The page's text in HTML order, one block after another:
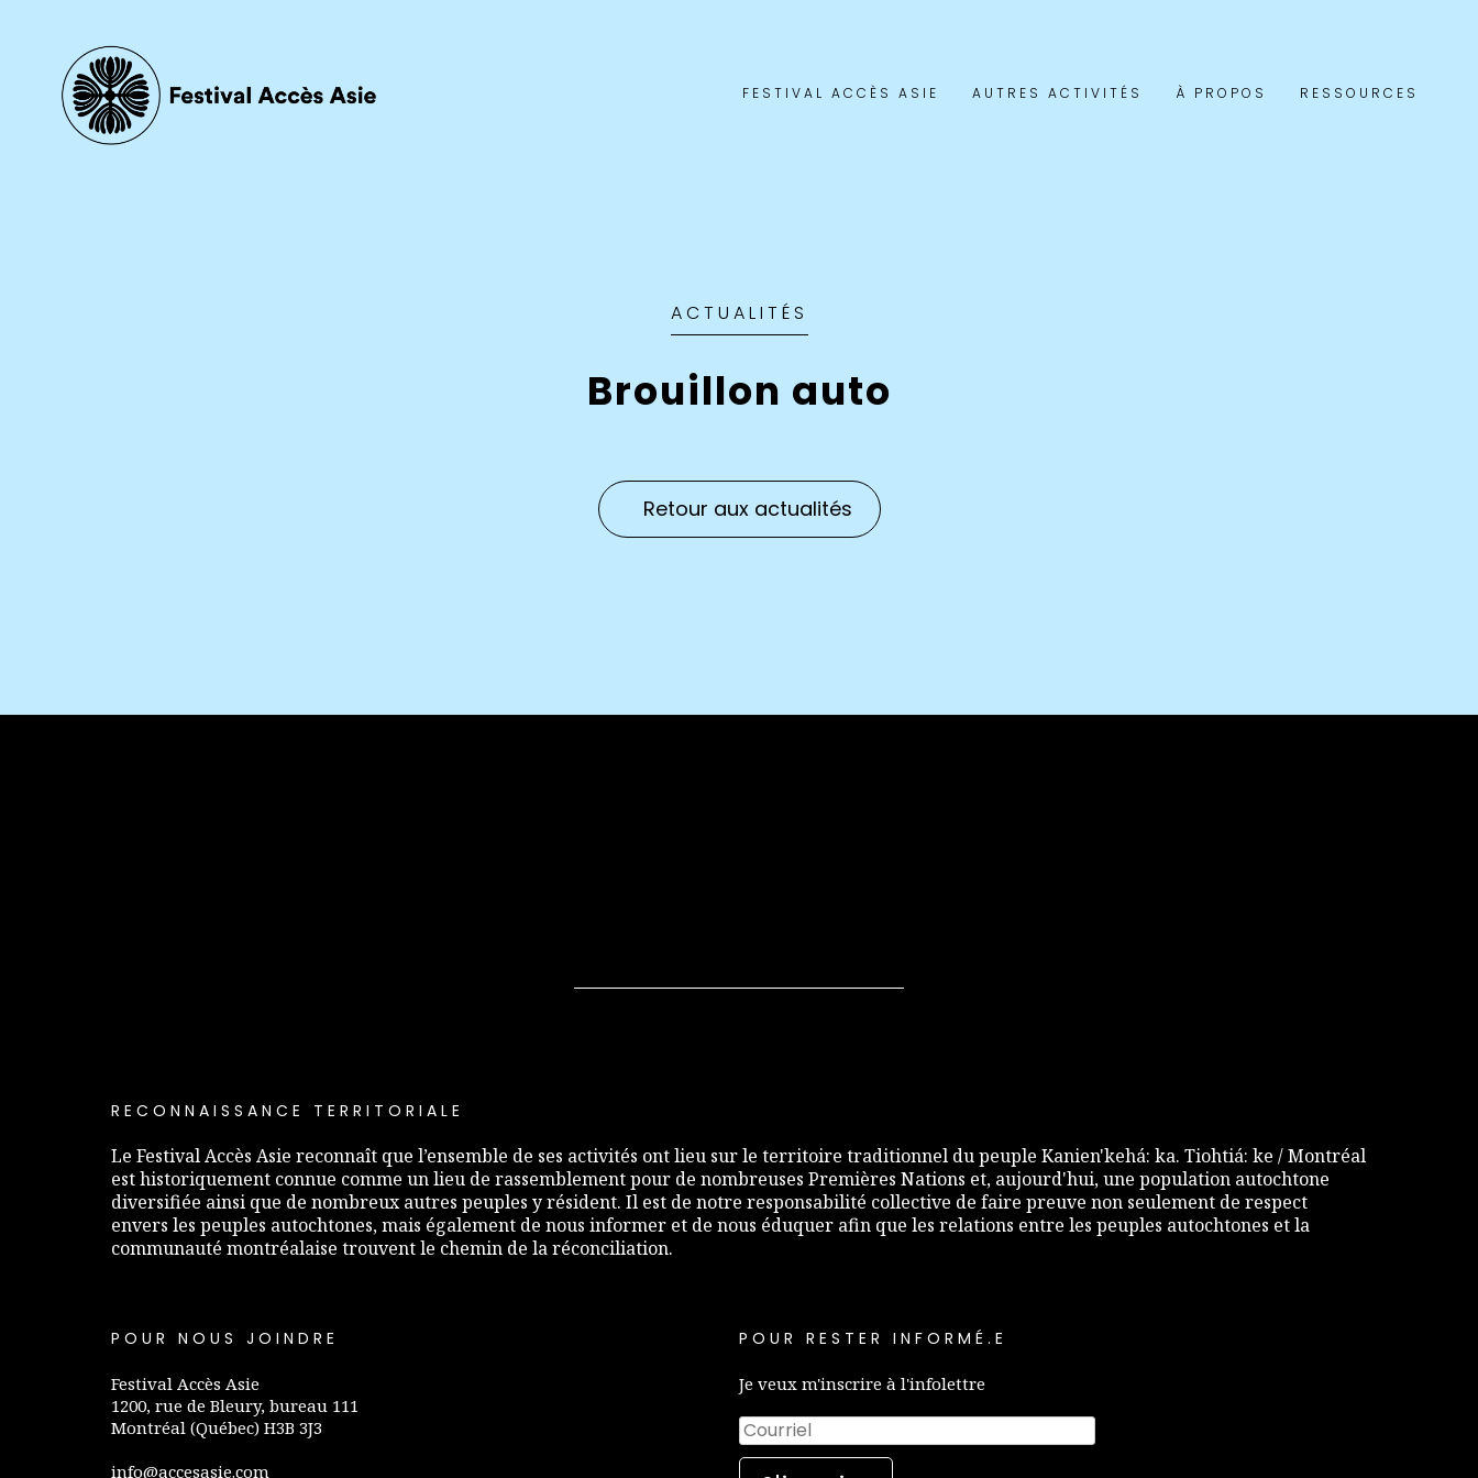
FESTIVAL ACCÈS ASIE AUTRES ACTIVITÉS À PROPOS RESSOURCES
ACTUALITÉS
Brouillon auto
Retour aux actualités
RECONNAISSANCE TERRITORIALE
Le Festival Accès Asie reconnaît que l’ensemble de ses activités ont lieu sur le territoire traditionnel du peuple Kanien'kehá: ka. Tiohtiá: ke / Montréal
est historiquement connue comme un lieu de rassemblement pour de nombreuses Premières Nations et, aujourd'hui, une population autochtone
diversifiée ainsi que de nombreux autres peuples y résident. Il est de notre responsabilité collective de faire preuve non seulement de respect
envers les peuples autochtones, mais également de nous informer et de nous éduquer afin que les relations entre les peuples autochtones et la
communauté montréalaise trouvent le chemin de la réconciliation.
POUR NOUS JOINDRE
Festival Accès Asie
1200, rue de Bleury, bureau 111
Montréal (Québec) H3B 3J3
info@accesasie.com
POUR RESTER INFORMÉ.E
Je veux m'inscrire à l'infolettre